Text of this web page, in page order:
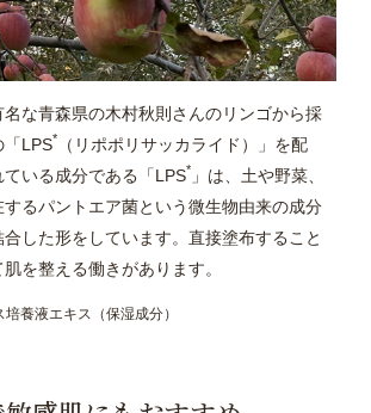
な青森県の木村秋則さんのリンゴから採
「LPS*（リポポリサッカライド）」を配
いる成分である「LPS*」は、土や野菜、
るパントエア菌という微生物由来の成分
した形をしています。直接塗布すること
を整える働きがあります。
養液エキス（保湿成分）